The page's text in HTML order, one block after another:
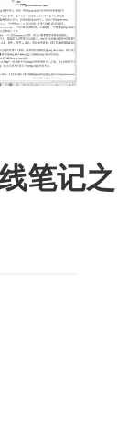
笔记之